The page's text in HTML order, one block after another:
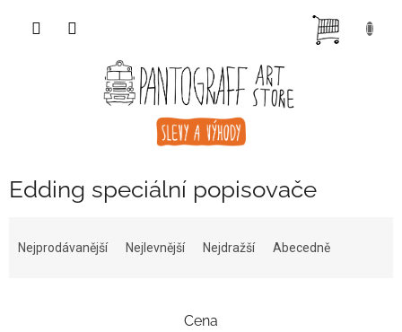
Edding speciální popisovače
Nejprodávanější Nejlevnější Nejdražší Abecedně
Cena